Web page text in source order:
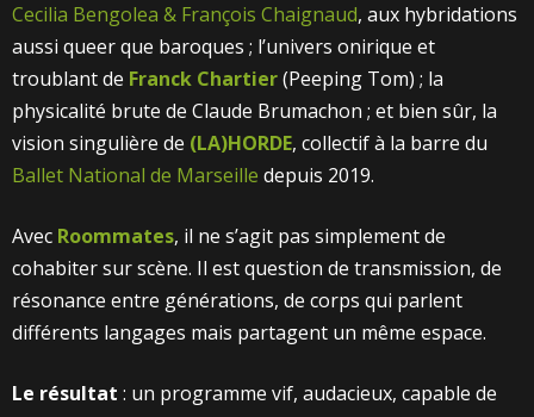
Cecilia Bengolea & François Chaignaud, aux hybridations
aussi queer que baroques ; l’univers onirique et
troublant de Franck Chartier(Peeping Tom) ; la
physicalité brute de Claude Brumachon ; et bien sûr, la
vision singulière de (LA)HORDE, collectif à la barre du
Ballet National de Marseille depuis 2019.
Avec Roommates, il ne s’agit pas simplement de
cohabiter sur scène. Il est question de transmission, de
résonance entre générations, de corps qui parlent
différents langages mais partagent un même espace.
Le résultat : un programme vif, audacieux, capable de